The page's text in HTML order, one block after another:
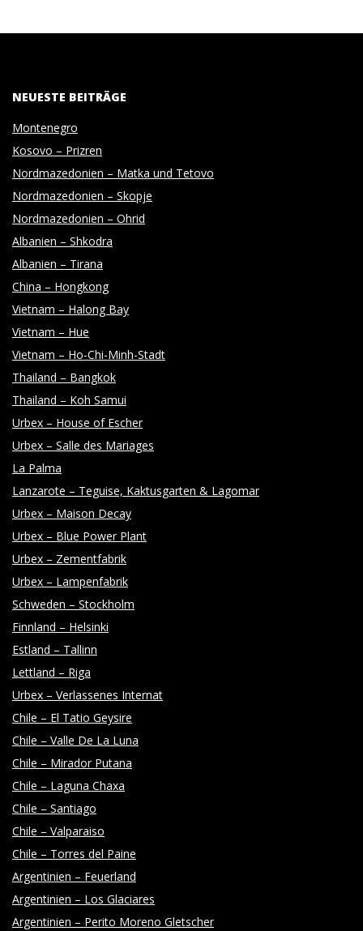
NEUESTE BEITRÄGE
Montenegro
Kosovo – Prizren
Nordmazedonien – Matka und Tetovo
Nordmazedonien – Skopje
Nordmazedonien – Ohrid
Albanien – Shkodra
Albanien – Tirana
China – Hongkong
Vietnam – Halong Bay
Vietnam – Hue
Vietnam – Ho-Chi-Minh-Stadt
Thailand – Bangkok
Thailand – Koh Samui
Urbex – House of Escher
Urbex – Salle des Mariages
La Palma
Lanzarote – Teguise, Kaktusgarten & Lagomar
Urbex – Maison Decay
Urbex – Blue Power Plant
Urbex – Zementfabrik
Urbex – Lampenfabrik
Schweden – Stockholm
Finnland – Helsinki
Estland – Tallinn
Lettland – Riga
Urbex – Verlassenes Internat
Chile – El Tatio Geysire
Chile – Valle De La Luna
Chile – Mirador Putana
Chile – Laguna Chaxa
Chile – Santiago
Chile – Valparaiso
Chile – Torres del Paine
Argentinien – Feuerland
Argentinien – Los Glaciares
Argentinien – Perito Moreno Gletscher